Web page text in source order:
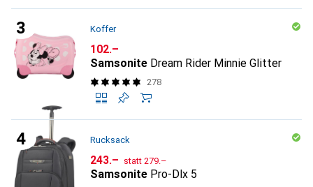
Koffer
CHF
102.–
Samsonite Dream Rider Minnie Glitter
278
Rucksack
CHF
243.– statt CHF
279.–
Samsonite Pro-Dlx 5